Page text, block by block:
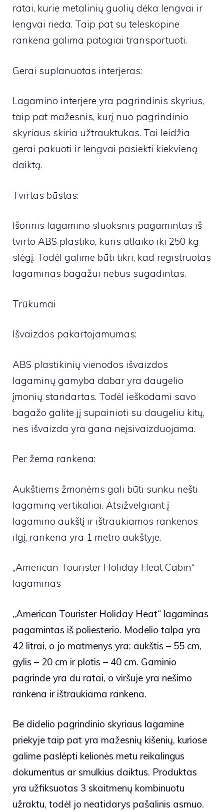
ratai, kurie metalinių guolių dėka lengvai ir
lengvai rieda. Taip pat su teleskopine
rankena galima patogiai transportuoti.
Gerai suplanuotas interjeras:
Lagamino interjere yra pagrindinis skyrius,
taip pat mažesnis, kurį nuo pagrindinio
skyriaus skiria užtrauktukas. Tai leidžia
gerai pakuoti ir lengvai pasiekti kiekvieną
daiktą.
Tvirtas būstas:
Išorinis lagamino sluoksnis pagamintas iš
tvirto ABS plastiko, kuris atlaiko iki 250 kg
slėgį. Todėl galime būti tikri, kad registruotas
lagaminas bagažui nebus sugadintas.
Trūkumai
Išvaizdos pakartojamumas:
ABS plastikinių vienodos išvaizdos
lagaminų gamyba dabar yra daugelio
įmonių standartas. Todėl ieškodami savo
bagažo galite jį supainioti su daugeliu kitų,
nes išvaizda yra gana neįsivaizduojama.
Per žema rankena:
Aukštiems žmonėms gali būti sunku nešti
lagaminą vertikaliai. Atsižvelgiant į
lagamino aukštį ir ištraukiamos rankenos
ilgį, rankena yra 1 metro aukštyje.
„American Tourister Holiday Heat Cabin“
lagaminas
„American Tourister Holiday Heat“ lagaminas
pagamintas iš poliesterio. Modelio talpa yra
42 litrai, o jo matmenys yra: aukštis – 55 cm,
gylis – 20 cm ir plotis – 40 cm. Gaminio
pagrinde yra du ratai, o viršuje yra nešimo
rankena ir ištraukiama rankena.
Be didelio pagrindinio skyriaus lagamine
priekyje taip pat yra mažesnių kišenių, kuriose
galime paslėpti kelionės metu reikalingus
dokumentus ar smulkius daiktus. Produktas
yra užfiksuotas 3 skaitmenų kombinuotu
užraktu, todėl jo neatidarys pašalinis asmuo.